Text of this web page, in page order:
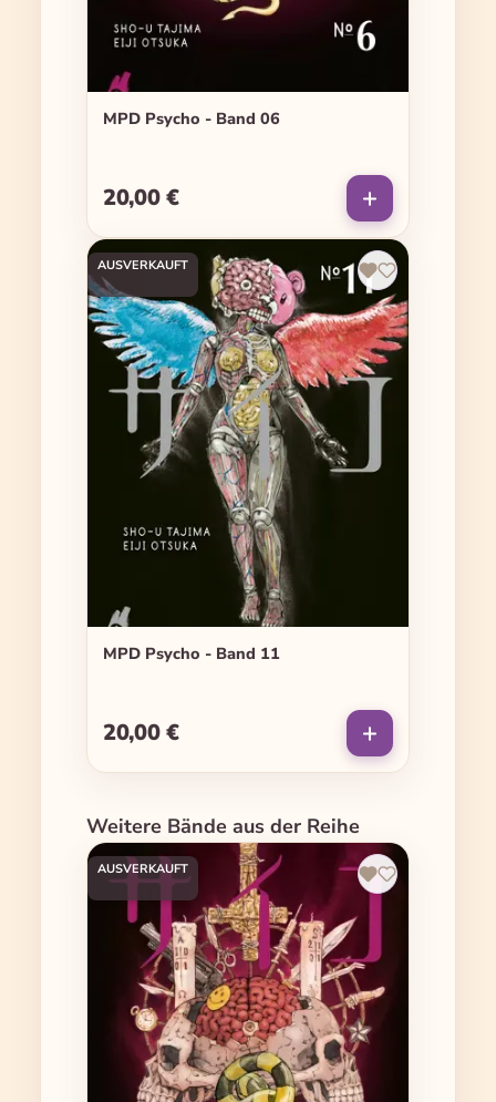
MPD Psycho - Band 06
Regulärer Preis:
20,00 €
AUSVERKAUFT
MPD Psycho - Band 11
Regulärer Preis:
20,00 €
Produktgalerie überspringen
Weitere Bände aus der Reihe
AUSVERKAUFT